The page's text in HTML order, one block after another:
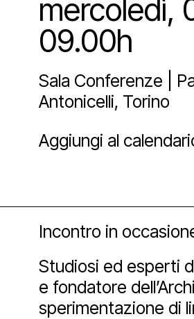
mercoledì,
09.00h
Sala Conferenze |
Antonicelli, Torino
Aggiungi al
Incontro in
Studiosi ed esperti
e fondatore
sperimentazione di